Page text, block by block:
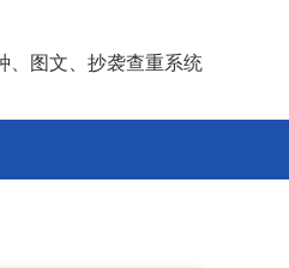
、图文、抄袭查重系统